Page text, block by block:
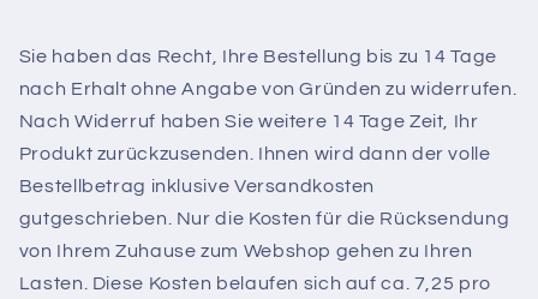
Sie haben das Recht, Ihre Bestellung bis zu 14 Tage
nach Erhalt ohne Angabe von Gründen zu widerrufen.
Nach Widerruf haben Sie weitere 14 Tage Zeit, Ihr
Produkt zurückzusenden. Ihnen wird dann der volle
Bestellbetrag inklusive Versandkosten
gutgeschrieben. Nur die Kosten für die Rücksendung
von Ihrem Zuhause zum Webshop gehen zu Ihren
Lasten. Diese Kosten belaufen sich auf ca. 7,25 pro